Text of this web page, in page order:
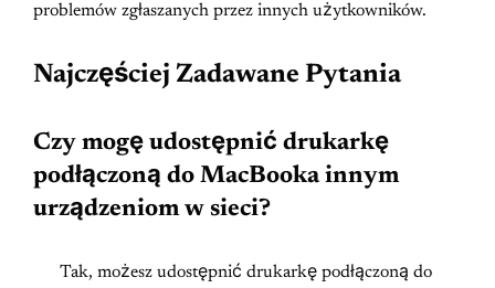
problemów zgłaszanych przez innych użytkowników.
Najczęściej Zadawane Pytania
Czy mogę udostępnić drukarkę
podłączoną do MacBooka innym
urządzeniom w sieci?
Tak, możesz udostępnić drukarkę podłączoną do